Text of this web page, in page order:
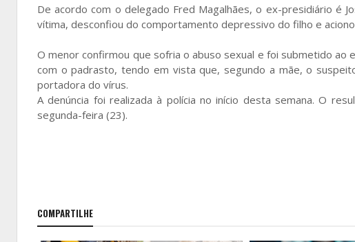
De acordo com o delegado Fred Magalhães, o ex-presidiário é
vítima, desconfiou do comportamento depressivo do filho e
O menor confirmou que sofria o abuso sexual e foi submetido ao
com o padrasto, tendo em vista que, segundo a mãe, o
portadora do vírus.
A denúncia foi realizada à polícia no início desta semana. O
segunda-feira (23).
COMPARTILHE